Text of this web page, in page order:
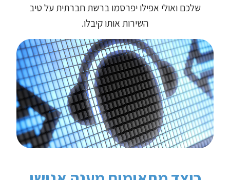
שלכם ואולי אפילו יפרסמו ברשת חברתית על טיב
השירות אותו קיבלו.